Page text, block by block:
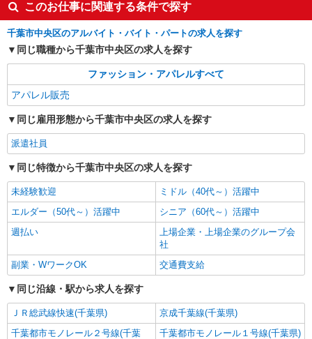
分、京成千葉駅より徒歩1分
キープ 詳細を見る
株式会社iDA（14097576）
時給1500円〜1500円 スマホでかんたんに前払
詳細を見る
派遣社員
ウノヒューマンライズ株式会社
カジュアル系の人気セレクトショップでアパレ
アパレル販売経験者 時給1600円〜1700円 その
他物販販売経験者 時給1550円 ※ご経験やご条件
による設定となります 選べるお給料日＊手数料な
し♪ 月払：毎月月末締め、翌月25日払い 週払：毎
週日曜日締め、翌週金曜日払い
千葉ペリエ／千葉県千葉市中央区新千葉1丁目
1-1
このお仕事に関連する条件で探す
千葉市中央区のアルバイト・バイト・パートの求人を探す
同じ職種から千葉市中央区の求人を探す
ファッション・アパレルすべて
アパレル販売
同じ雇用形態から千葉市中央区の求人を探す
派遣社員
同じ特徴から千葉市中央区の求人を探す
未経験歓迎
ミドル（40代～）活躍中
エルダー（50代～）活躍中
シニア（60代～）活躍中
週払い
上場企業・上場企業のグループ会
社
副業・WワークOK
交通費支給
同じ沿線・駅から求人を探す
ＪＲ総武線快速(千葉県)
京成千葉線(千葉県)
千葉都市モノレール２号線(千葉
千葉都市モノレール１号線(千葉県)